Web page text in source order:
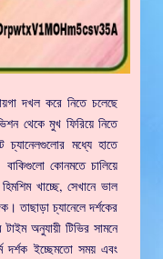
দখল করে নিতে চলেছে
থেকে মুখ ফিরিয়ে নিতে
চ্যানেলগুলোর মধ্যে হাতে
কোনমতে চালিয়ে
খাচ্ছে, সেখানে ভাল
তাছাড়া চ্যানেলে দর্শকের
অনুযায়ী টিভির সামনে
দর্শক ইচ্ছেমতো সময় এবং